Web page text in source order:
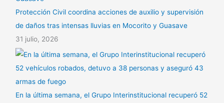
Protección Civil coordina acciones de auxilio y supervisión
de daños tras intensas lluvias en Mocorito y Guasave
31 julio, 2026
En la última semana, el Grupo Interinstitucional recuperó 52